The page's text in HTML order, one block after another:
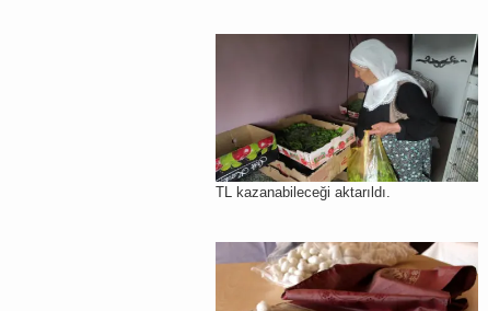
TL kazanabileceği aktarıldı.